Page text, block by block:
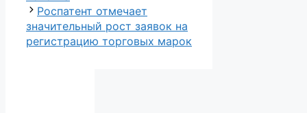
Роспатент отмечает
значительный рост заявок на
регистрацию торговых марок